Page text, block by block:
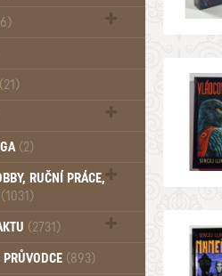
Báje, Pověsti (203)
(21)
(232)
(2)
RUČNÍ PRÁCE,
(1031)
(2731)
PRŮVODCE (893)